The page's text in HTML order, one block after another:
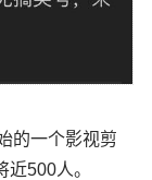
的一个影视剪
500人。